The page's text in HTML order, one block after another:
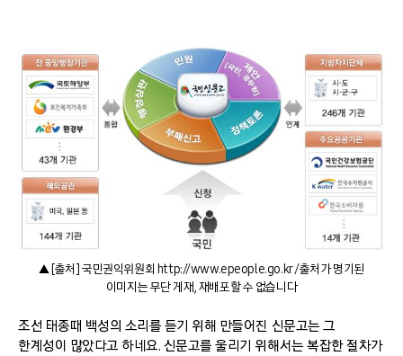
▲ [출처] 국민권익위원회 http://www.epeople.go.kr /출처가 명기된
이미지는 무단 게재, 재배포할 수 없습니다
조선 태종때 백성의 소리를 듣기 위해 만들어진 신문고는 그
한계성이 많았다고 하네요. 신문고를 울리기 위해서는 복잡한 절차가